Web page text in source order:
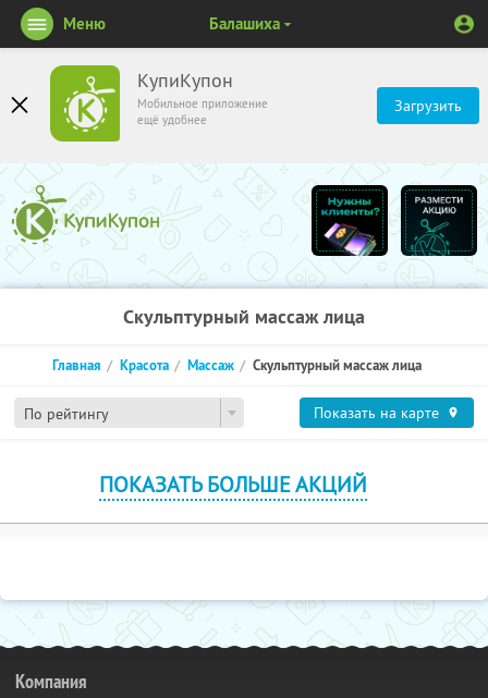
КупиКупон
Мобильное приложение
ещё удобнее
Загрузить
Меню Балашиха
Скульптурный массаж лица
По рейтингу
Главная Красота Массаж Скульптурный массаж лица
Показать на карте
ПОКАЗАТЬ БОЛЬШЕ АКЦИЙ
Компания